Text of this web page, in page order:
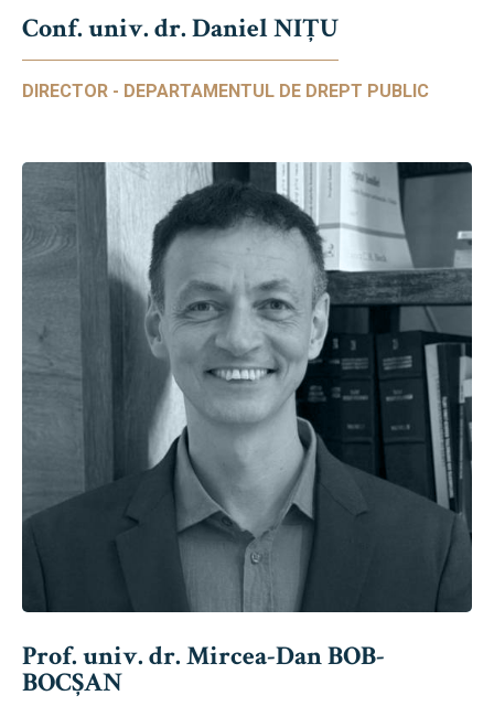
Conf. univ. dr. Daniel NIŢU
DIRECTOR - DEPARTAMENTUL DE DREPT PUBLIC
Prof. univ. dr. Mircea-Dan BOB-
BOCȘAN